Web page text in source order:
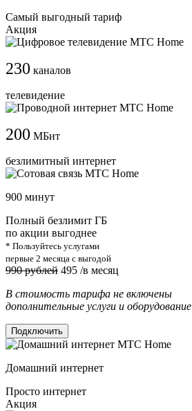
Самый выгодный тариф
Акция
230 каналов
телевидение
200 МБит
безлимитный интернет
900 минут
Полный безлимит ГБ
по акции выгоднее
* Пользуйтесь услугами
первые 2 месяца с выгодой
990 рублей 495 /в месяц
В стоимость тарифа не включены
дополнительные услуги и оборудование
Подключить
Домашний интернет
Просто интернет
Акция